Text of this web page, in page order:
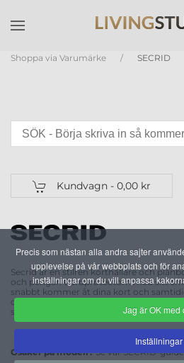
Shoppa via Varumärke SECRID
Kundvagn - 0,00 kr
Secrid är en stilren kort­hållare och
och pengar. Cardprotectorn med sitt
snabbt kommer åt dina kort och
och skimming. Hos oss hittar du hela
snabb leverans och personlig service
Osäker på modell?Se vår SECRID-
Precis som nästan alla andra sajter
upplevelse på vår webbplats och för
inställningar om du vill anpassa
Jag är OK med
Inställningar